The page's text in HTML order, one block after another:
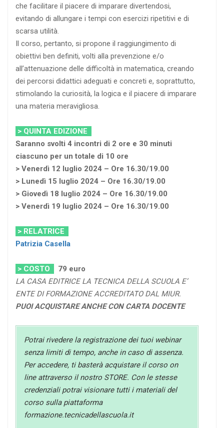
che facilitare il piacere di imparare divertendosi,
evitando di allungare i tempi con esercizi ripetitivi e di
scarsa utilità.
Il corso, pertanto, si propone il raggiungimento di
obiettivi ben definiti, volti alla prevenzione e/o
all’attenuazione delle difficoltà in matematica, creando
dei percorsi didattici adeguati e concreti e, soprattutto,
stimolando la curiosità, la logica e il piacere di imparare
una materia meravigliosa.
> QUINTA EDIZIONE
Saranno svolti 4 incontri di 2 ore e 30 minuti
ciascuno per un totale di 10 ore
> Venerdì 12 luglio 2024 – Ore 16.30/19.00
> Lunedì 15 luglio 2024 – Ore 16.30/19.00
> Giovedì 18 luglio 2024 – Ore 16.30/19.00
> Venerdì 19 luglio 2024 – Ore 16.30/19.00
> RELATRICE
Patrizia Casella
> COSTO 79 euro
LA CASA EDITRICE LA TECNICA DELLA SCUOLA E’
ENTE DI FORMAZIONE ACCREDITATO DAL MIUR.
PUOI ACQUISTARE ANCHE CON CARTA DOCENTE
Potrai rivedere la registrazione dei tuoi webinar
senza limiti di tempo, anche in caso di assenza.
Per accedere, ti basterà acquistare il corso on
line attraverso il nostro STORE. Con le stesse
credenziali potrai visionare tutti i materiali del
corso sulla piattaforma
formazione.tecnicadellascuola.it